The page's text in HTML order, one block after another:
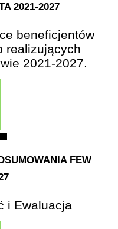
2021-2027
beneficjentów
realizujących
2021-2027.
FEW
i Ewaluacja